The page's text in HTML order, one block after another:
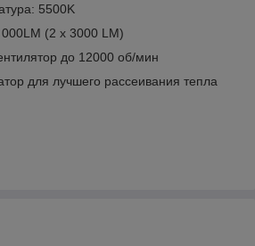
5500K
(2 x 3000 LM)
до 12000 об/мин
для лучшего рассеивания тепла